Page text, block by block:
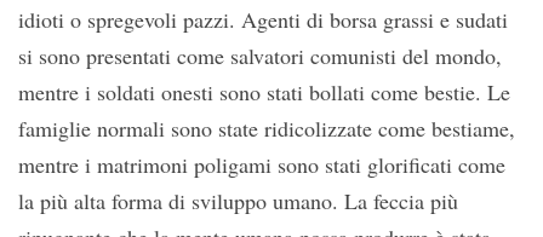
idioti o spregevoli pazzi. Agenti di borsa grassi e sudati
si sono presentati come salvatori comunisti del mondo,
mentre i soldati onesti sono stati bollati come bestie. Le
famiglie normali sono state ridicolizzate come bestiame,
mentre i matrimoni poligami sono stati glorificati come
la più alta forma di sviluppo umano. La feccia più